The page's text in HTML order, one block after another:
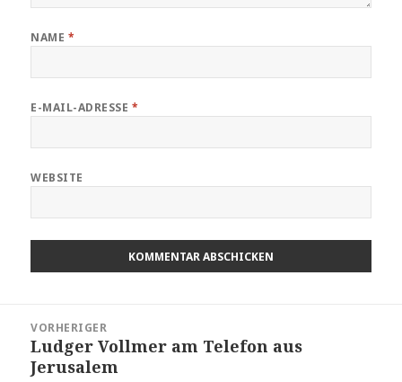
NAME *
E-MAIL-ADRESSE *
WEBSITE
VORHERIGER
Vorheriger
Beitrag:
Ludger Vollmer am Telefon aus
Jerusalem